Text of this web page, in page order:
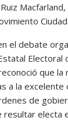
Macfarland,
el debate
Electoral
que la
a la excelente
de
resultar electa